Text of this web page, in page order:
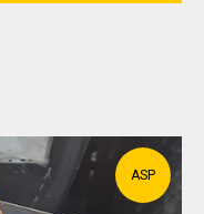
ASP